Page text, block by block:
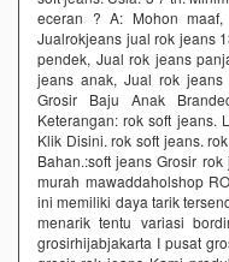
eceran ? A: Mohon
Jualrokjeans jual rok jeans
pendek, Jual rok jeans
jeans anak, Jual rok
Grosir Baju Anak
Keterangan: rok soft jeans.
Klik Disini. rok soft jeans.
Bahan.:soft jeans Grosir
murah mawaddaholshop
ini memiliki daya tarik
menarik tentu variasi
grosirhijabjakarta I pusat